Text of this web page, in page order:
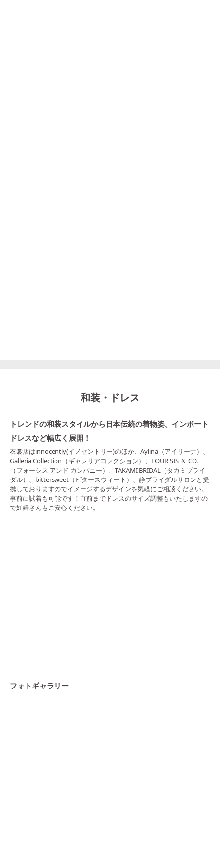
和装・ドレス
トレンドの和装スタイルから日本伝統の着物姿、インポート
ドレスなど幅広く展開！
衣裳店はinnocently(イノセントリー)のほか、Aylina（アイリーナ）、
Galleria Collection（ギャレリアコレクション）、FOUR SIS ＆ CO.
（フォーシス アンド カンパニー）、TAKAMI BRIDAL（タカミブライ
ダル）、bittersweet（ビタースウィート）、静ブライダルサロンと提
携しておりますのでイメージするデザインを気軽にご相談ください。
事前に試着も可能です！直前までドレスのサイズ調整もいたしますの
で妊婦さんもご安心ください。
フォトギャラリー